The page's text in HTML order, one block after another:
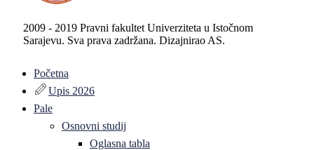
2009 - 2019 Pravni fakultet Univerziteta u Istočnom
Sarajevu. Sva prava zadržana. Dizajnirao AS.
Početna
Upis 2026
Pale
Osnovni studij
Oglasna tabla